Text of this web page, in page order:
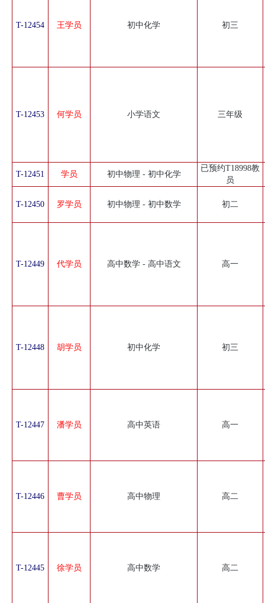
T-12454 王学员 初中化学 初三
T-12453 何学员 小学语文 三年级
T-12451 学员 初中物理 - 初中化学
已预约T18998教
员
T-12450 罗学员 初中物理 - 初中数学 初二
T-12449 代学员 高中数学 - 高中语文 高一
T-12448 胡学员 初中化学 初三
T-12447 潘学员 高中英语 高一
T-12446 曹学员 高中物理 高二
T-12445 徐学员 高中数学 高二